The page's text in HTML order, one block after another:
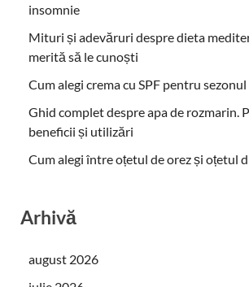
insomnie
Mituri și adevăruri despre dieta
merită să le cunoști
Cum alegi crema cu SPF pentru sezonul
Ghid complet despre apa de rozmarin.
beneficii și utilizări
Cum alegi între oțetul de orez și oțetul
Arhivă
august 2026